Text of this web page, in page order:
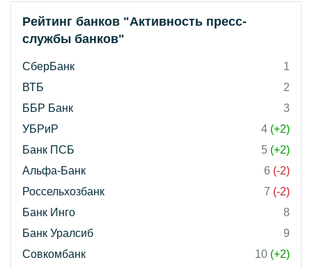
Рейтинг банков "Активность пресс-
службы банков"
СберБанк
1
ВТБ
2
ББР Банк
3
УБРиР
4 (+2)
Банк ПСБ
5 (+2)
Альфа-Банк
6 (-2)
Россельхозбанк
7 (-2)
Банк Инго
8
Банк Уралсиб
9
Совкомбанк
10 (+2)